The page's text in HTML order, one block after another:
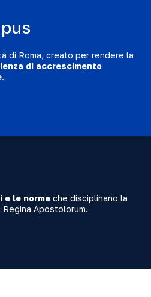
di Roma, creato per rendere la
di accrescimento
.
e le norme che disciplinano la
Apostolorum.